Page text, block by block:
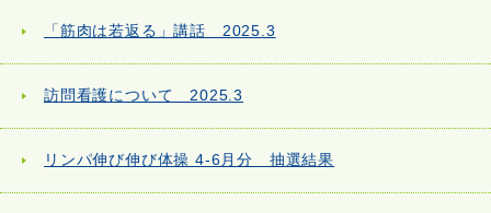
「筋肉は若返る」講話 2025.3
訪問看護について 2025.3
リンパ伸び伸び体操 4-6月分 抽選結果